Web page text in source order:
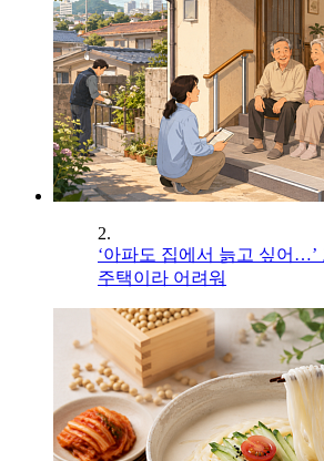
2.
‘아파도 집에서 늙고 싶어…’
주택이라 어려워